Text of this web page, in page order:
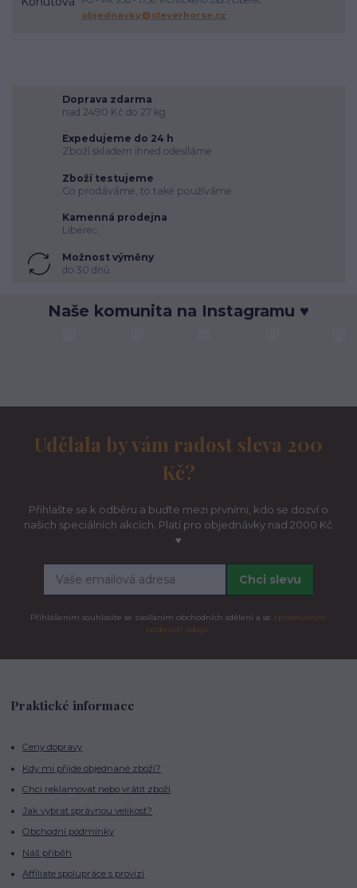
vodění
objednavky@cleverhorse.cz
Doprava zdarma
nad 2490 Kč do 27 kg
Expedujeme do 24 h
Zboží skladem ihned odesíláme
Zboží testujeme
Co prodáváme, to také používáme
Kamenná prodejna
Liberec
Možnost výměny
do 30 dnů
Naše komunita na Instagramu ♥
Udělala by vám radost sleva 200
Kč?
Přihlašte se k odběru a buďte mezi prvními, kdo se dozví o
našich speciálních akcích. Platí pro objednávky nad 2000 Kč
♥
Chci slevu
Přihlášením souhlasíte se zasíláním obchodních sdělení a se zpracováním
osobních údajů.
Praktické informace
Ceny dopravy
Kdy mi přijde objednané zboží?
Chci reklamovat nebo vrátit zboží
Jak vybrat správnou velikost?
Obchodní podmínky
Náš příběh
Affiliate spolupráce s provizí